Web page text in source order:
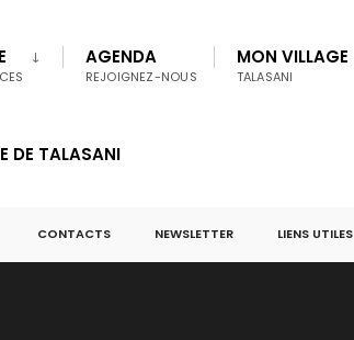
AGENDA
REJOIGNEZ-NOUS
MON VILLAGE
TALASANI
DE TALASANI
CONTACTS NEWSLETTER LIENS UTILES